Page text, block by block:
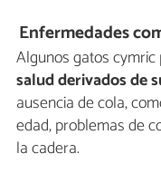
Enfermedades
Algunos gatos
salud derivados de
ausencia de cola,
edad, problemas de
la cadera.